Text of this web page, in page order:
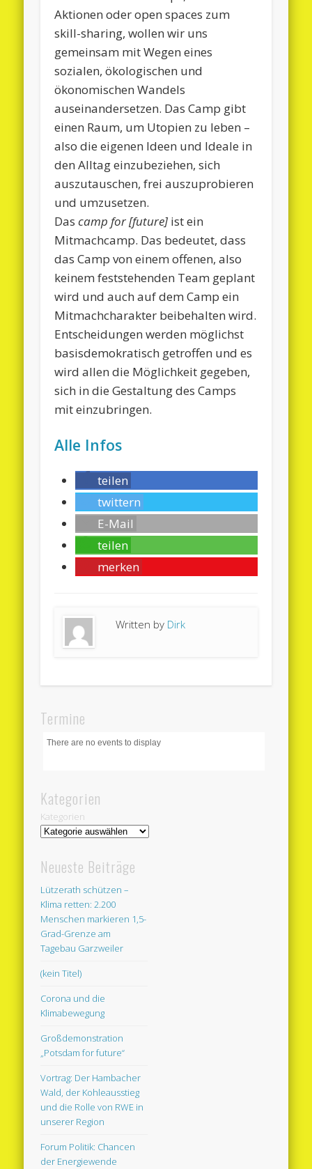
Aktionen oder open spaces zum
skill-sharing, wollen wir uns
gemeinsam mit Wegen eines
sozialen, ökologischen und
ökonomischen Wandels
auseinandersetzen. Das Camp gibt
einen Raum, um Utopien zu leben –
also die eigenen Ideen und Ideale in
den Alltag einzubeziehen, sich
auszutauschen, frei auszuprobieren
und umzusetzen.
Das camp for [future] ist ein
Mitmachcamp. Das bedeutet, dass
das Camp von einem offenen, also
keinem feststehenden Team geplant
wird und auch auf dem Camp ein
Mitmachcharakter beibehalten wird.
Entscheidungen werden möglichst
basisdemokratisch getroffen und es
wird allen die Möglichkeit gegeben,
sich in die Gestaltung des Camps
mit einzubringen.
Alle Infos
teilen
twittern
E-Mail
teilen
merken
Written by Dirk
Termine
There are no events to display
Kategorien
Kategorien
Neueste Beiträge
Lützerath schützen –
Klima retten: 2.200
Menschen markieren 1,5-
Grad-Grenze am
Tagebau Garzweiler
(kein Titel)
Corona und die
Klimabewegung
Großdemonstration
„Potsdam for future“
Vortrag: Der Hambacher
Wald, der Kohleausstieg
und die Rolle von RWE in
unserer Region
Forum Politik: Chancen
der Energiewende